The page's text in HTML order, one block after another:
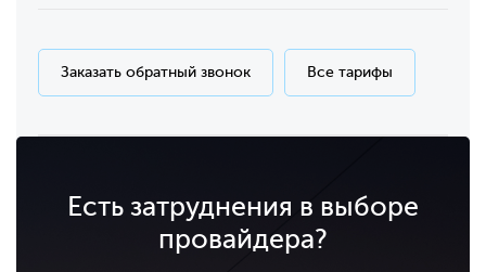
Заказать обратный звонок Все тарифы
Есть затруднения в выборе
провайдера?